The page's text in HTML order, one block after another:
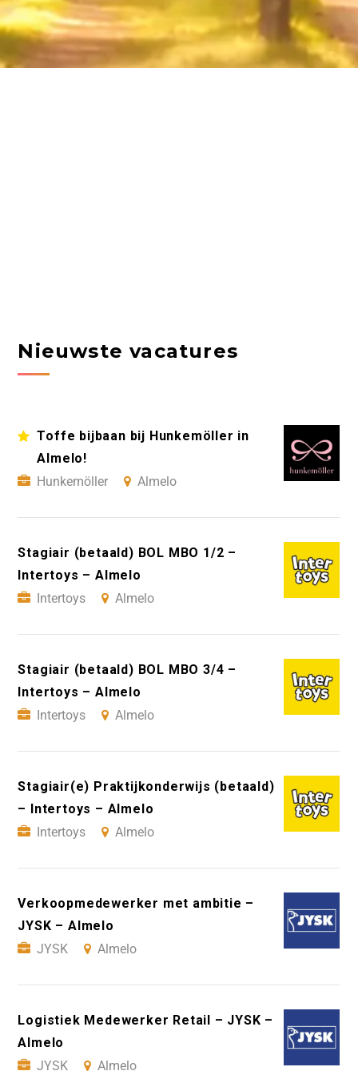
Nieuwste vacatures
Toffe bijbaan bij Hunkemöller in
Almelo!
Hunkemöller
Almelo
Stagiair (betaald) BOL MBO 1/2 –
Intertoys – Almelo
Intertoys
Almelo
Stagiair (betaald) BOL MBO 3/4 –
Intertoys – Almelo
Intertoys
Almelo
Stagiair(e) Praktijkonderwijs (betaald)
– Intertoys – Almelo
Intertoys
Almelo
Verkoopmedewerker met ambitie –
JYSK – Almelo
JYSK
Almelo
Logistiek Medewerker Retail – JYSK –
Almelo
JYSK
Almelo